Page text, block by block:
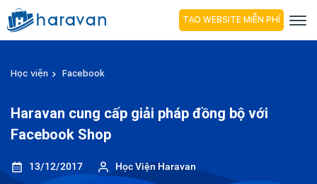
TẠO WEBSITE MIỄN PHÍ
Học viện Facebook
Haravan cung cấp giải pháp đồng bộ với
Facebook Shop
13/12/2017 Học Viện Haravan